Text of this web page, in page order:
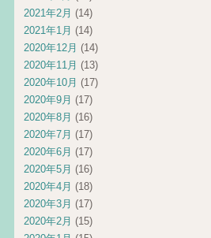
2021年2月 (14)
2021年1月 (14)
2020年12月 (14)
2020年11月 (13)
2020年10月 (17)
2020年9月 (17)
2020年8月 (16)
2020年7月 (17)
2020年6月 (17)
2020年5月 (16)
2020年4月 (18)
2020年3月 (17)
2020年2月 (15)